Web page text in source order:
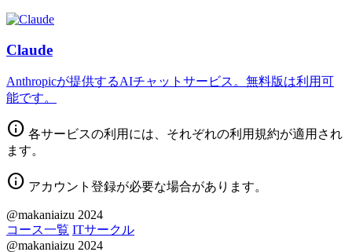
Claude
Anthropicが提供するAIチャットサービス。無料版は利用可
能です。
info 各サービスの利用には、それぞれの利用規約が適用され
ます。
info アカウント登録が必要な場合があります。
@makaniaizu 2024
コース一覧 ITサークル
@makaniaizu 2024